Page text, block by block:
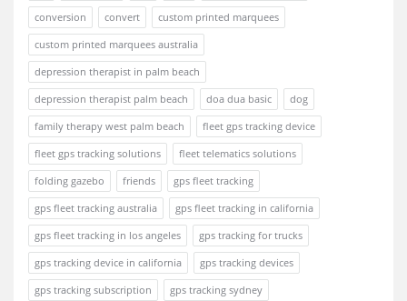
conversion
convert
custom printed marquees
custom printed marquees australia
depression therapist in palm beach
depression therapist palm beach
doa dua basic
dog
family therapy west palm beach
fleet gps tracking device
fleet gps tracking solutions
fleet telematics solutions
folding gazebo
friends
gps fleet tracking
gps fleet tracking australia
gps fleet tracking in california
gps fleet tracking in los angeles
gps tracking for trucks
gps tracking device in california
gps tracking devices
gps tracking subscription
gps tracking sydney